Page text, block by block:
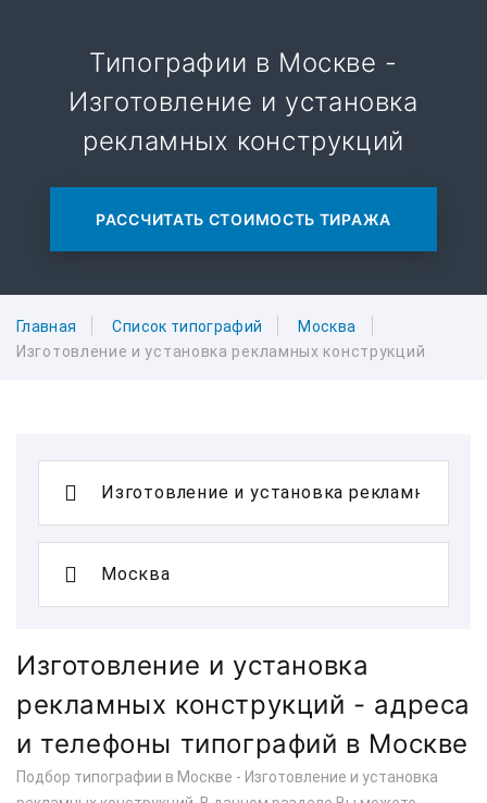
Типографии в Москве -
Изготовление и установка
рекламных конструкций
РАССЧИТАТЬ СТОИМОСТЬ ТИРАЖА
Главная Список типографий
Москва
Изготовление и установка рекламных конструкций
Изготовление и установка
рекламных конструкций - адреса
и телефоны типографий в Москве
Подбор типографии в Москве - Изготовление и установка